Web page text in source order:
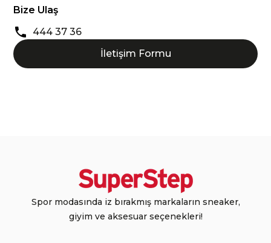
Bize Ulaş
444 37 36
İletişim Formu
Spor modasında iz bırakmış markaların sneaker,
giyim ve aksesuar seçenekleri!